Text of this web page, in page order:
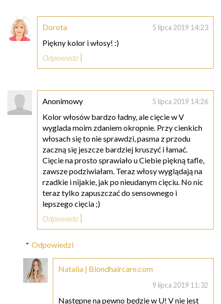
Dorota 5 lipca 2019 14:23
Piękny kolor i włosy! :)
Odpowiedz
Anonimowy 5 lipca 2019 14:26
Kolor włosów bardzo ładny, ale cięcie w V
wyglada moim zdaniem okropnie. Przy cienkich
włosach się to nie sprawdzi, pasma z przodu
zaczną się jeszcze bardziej kruszyć i łamać.
Cięcie na prosto sprawiało u Ciebie piękną tafle,
zawsze podziwiałam. Teraz włosy wyglądają na
rzadkie i nijakie, jak po nieudanym cięciu. No nic
teraz tylko zapuszczać do sensownego i
lepszego cięcia ;)
Odpowiedz
Odpowiedzi
Natalia | Blondhaircare.com
9 lipca 2019 11:32
Następne na pewno będzie w U! V nie jest